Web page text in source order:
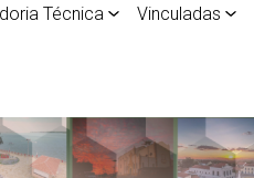
Técnica Vinculadas